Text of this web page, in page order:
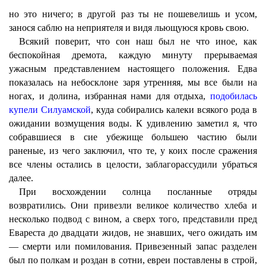
но это ничего; в другой раз ты не пошевелишь и усом,
занося саблю на неприятеля и видя льющуюся кровь свою.
Всякий поверит, что сон наш был не что иное, как
беспокойная дремота, каждую минуту прерываемая
ужасным представлением настоящего положения. Едва
показалась на небосклоне заря утренняя, мы все были на
ногах, и долина, избранная нами для отдыха, подобилась
купели Силуамской, куда собирались калеки всякого рода в
ожидании возмущения воды. К удивлению заметил я, что
собравшиеся в сие убежище большею частию были
раненые, из чего заключил, что те, у коих после сражения
все члены остались в целости, заблагорассудили убраться
далее.
При восхождении солнца посланные отряды
возвратились. Они привезли великое количество хлеба и
несколько подвод с вином, а сверх того, представили пред
Евареста до двадцати жидов, не знавших, чего ожидать им
— смерти или помилования. Привезенный запас разделен
был по полкам и роздан в сотни, евреи поставлены в строй,